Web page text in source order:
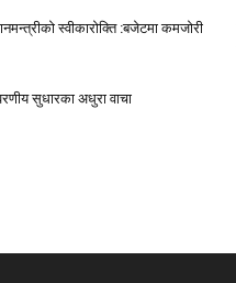
स्वीकारोक्ति :बजेटमा कमजोरी
सुधारका अधुरा वाचा